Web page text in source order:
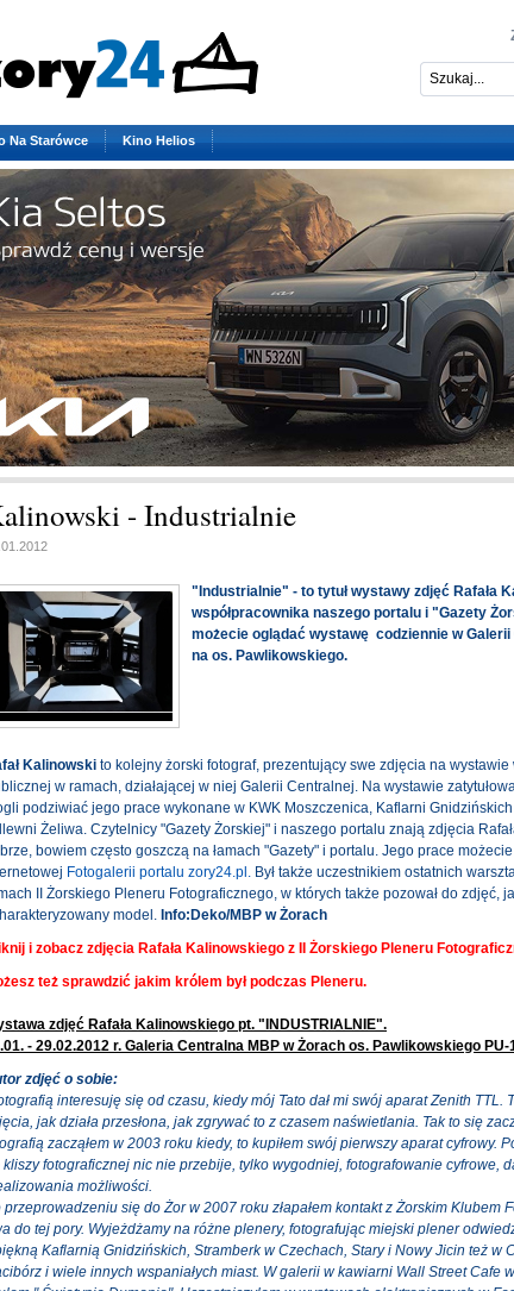
Na Starówce Kino Helios
- Industrialnie
"Industrialnie" - to tytuł wystawy zdjęć Rafała
współpracownika naszego portalu i "Gazety
możecie oglądać wystawę codziennie w
na os. Pawlikowskiego.
Kalinowski to kolejny żorski fotograf, prezentujący swe zdjęcia na
w ramach, działającej w niej Galerii Centralnej. Na wystawie
podziwiać jego prace wykonane w KWK Moszczenica, Kaflarni
Żeliwa. Czytelnicy "Gazety Żorskiej" i naszego portalu znają zdjęcia
bowiem często goszczą na łamach "Gazety" i portalu. Jego prace
Fotogalerii portalu zory24.pl . Był także uczestnikiem ostatnich
II Żorskiego Pleneru Fotograficznego, w których także pozował do zdjęć,
model. Info:Deko/MBP w Żorach
i zobacz zdjęcia Rafała Kalinowskiego z II Żorskiego Pleneru
też sprawdzić jakim królem był podczas Pleneru.
zdjęć Rafała Kalinowskiego pt. "INDUSTRIALNIE".
- 29.02.2012 r. Galeria Centralna MBP w Żorach os. Pawlikowskiego PU-
zdjęć o sobie:
interesuję się od czasu, kiedy mój Tato dał mi swój aparat Zenith TTL.
jak działa przesłona, jak zgrywać to z czasem naświetlania. Tak to się
zacząłem w 2003 roku kiedy, to kupiłem swój pierwszy aparat cyfrowy.
kliszy fotograficznej nic nie przebije, tylko wygodniej, fotografowanie cyfrowe,
możliwości.
przeprowadzeniu się do Żor w 2007 roku złapałem kontakt z Żorskim Klubem
do tej pory. Wyjeżdżamy na różne plenery, fotografując miejski plener
Kaflarnią Gnidzińskich, Stramberk w Czechach, Stary i Nowy Jicin też w
i wiele innych wspaniałych miast. W galerii w kawiarni Wall Street Cafe